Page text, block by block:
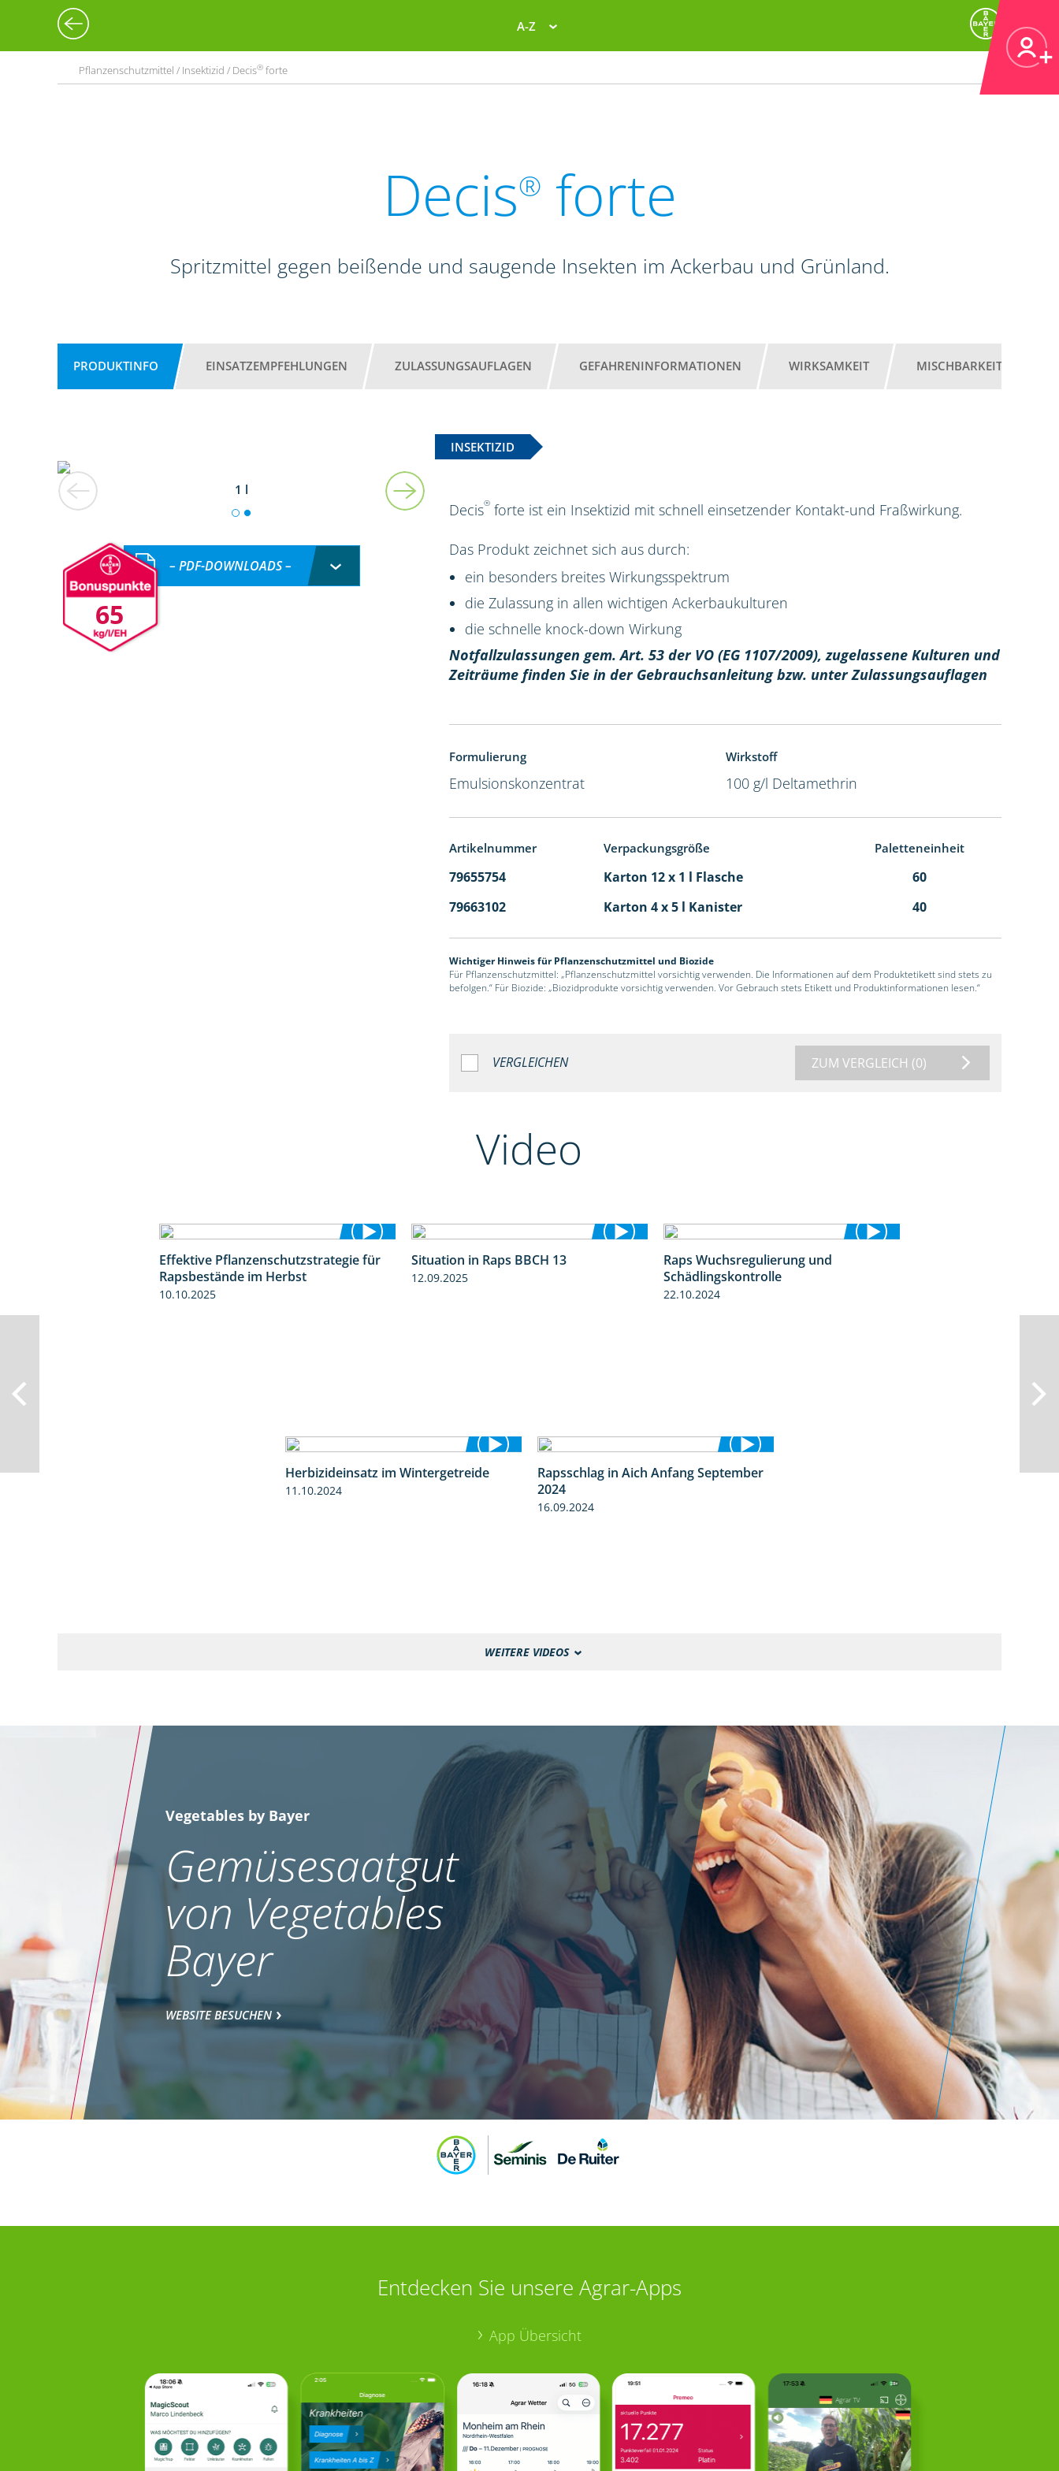
A-Z
Pflanzenschutzmittel / Insektizid / Decis® forte
Decis® forte
Spritzmittel gegen beißende und saugende Insekten im Ackerbau und Grünland.
PRODUKTINFO EINSATZEMPFEHLUNGEN ZULASSUNGSAUFLAGEN GEFAHRENINFORMATIONEN WIRKSAMKEIT MISCHBARKEIT
INSEKTIZID
1 l
65
– PDF-DOWNLOADS –
Decis® forte ist ein Insektizid mit schnell einsetzender Kontakt-und Fraßwirkung.
Das Produkt zeichnet sich aus durch:
ein besonders breites Wirkungsspektrum
die Zulassung in allen wichtigen Ackerbaukulturen
die schnelle knock-down Wirkung
Notfallzulassungen gem. Art. 53 der VO (EG 1107/2009), zugelassene Kulturen und
Zeiträume finden Sie in der Gebrauchsanleitung bzw. unter Zulassungsauflagen
Formulierung
Emulsionskonzentrat
Wirkstoff
100 g/l Deltamethrin
Artikelnummer Verpackungsgröße Paletteneinheit
79655754 Karton 12 x 1 l Flasche
60
79663102
Karton 4 x 5 l Kanister 40
Wichtiger Hinweis für Pflanzenschutzmittel und Biozide
Für Pflanzenschutzmittel: „Pflanzenschutzmittel vorsichtig verwenden. Die Informationen auf dem Produktetikett sind stets zu
befolgen.“ Für Biozide: „Biozidprodukte vorsichtig verwenden. Vor Gebrauch stets Etikett und Produktinformationen lesen.“
VERGLEICHEN ZUM VERGLEICH (0)
Video
3:01
Effektive Pflanzenschutzstrategie für
Rapsbestände im Herbst
10.10.2025
Situation in Raps BBCH 13
12.09.2025
Raps Wuchsregulierung und
Schädlingskontrolle
22.10.2024
2:32
Herbizideinsatz im Wintergetreide
11.10.2024
1:50
Rapsschlag in Aich Anfang September
2024
16.09.2024
WEITERE VIDEOS
Vegetables by Bayer
Gemüsesaatgut
von Vegetables
Bayer
WEBSITE BESUCHEN
Entdecken Sie unsere Agrar-Apps
App Übersicht